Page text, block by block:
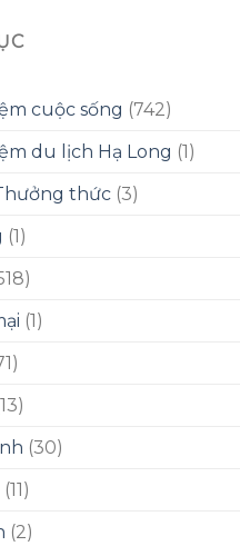
cuộc sống (742)
du lịch Hạ Long (1)
thức (3)
(1)
(1)
(30)
(11)
(2)